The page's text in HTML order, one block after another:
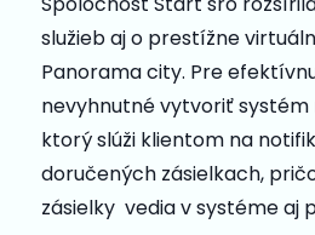
služieb aj o prestížne
Panorama city. Pre
nevyhnutné vytvoriť systém
ktorý slúži klientom na
doručených zásielkach,
zásielky vedia v systéme aj